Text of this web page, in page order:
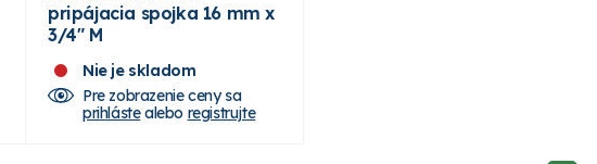
pripájacia spojka 16 mm x
3/4" M
Nie je skladom
Pre zobrazenie ceny sa
prihlástealebo registrujte